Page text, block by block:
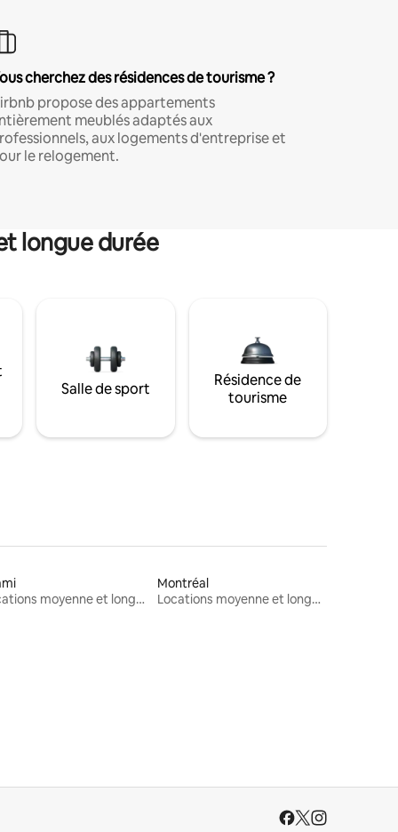
cherchez des résidences de tourisme ?
propose des appartements
meublés adaptés aux
aux logements d'entreprise et
le relogement.
longue durée
Salle de sport
Résidence de
tourisme
Locations moyenne et longue durée
Montréal
Locations moyenne et longue durée